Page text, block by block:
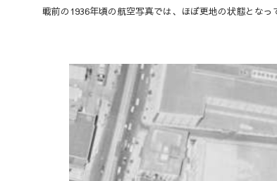
戦前の1936年頃の航空写真では、ほぼ更地の状態となっ